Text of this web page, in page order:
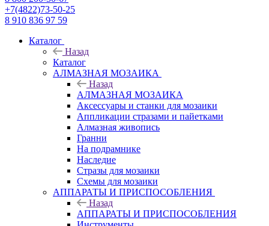
+7(4822)73-50-25
8 910 836 97 59
Каталог
Назад
Каталог
АЛМАЗНАЯ МОЗАИКА
Назад
АЛМАЗНАЯ МОЗАИКА
Аксессуары и станки для мозаики
Аппликации стразами и пайетками
Алмазная живопись
Гранни
На подрамнике
Наследие
Стразы для мозаики
Схемы для мозаики
АППАРАТЫ И ПРИСПОСОБЛЕНИЯ
Назад
АППАРАТЫ И ПРИСПОСОБЛЕНИЯ